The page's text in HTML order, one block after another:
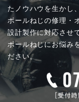
たノウハウを生かし、
ボールねじの修理・
設計製作に対応させ
ボールねじにお悩み
ださい。